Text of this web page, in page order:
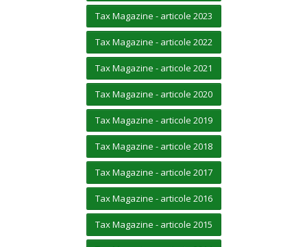
Tax Magazine - articole 2023
Tax Magazine - articole 2022
Tax Magazine - articole 2021
Tax Magazine - articole 2020
Tax Magazine - articole 2019
Tax Magazine - articole 2018
Tax Magazine - articole 2017
Tax Magazine - articole 2016
Tax Magazine - articole 2015